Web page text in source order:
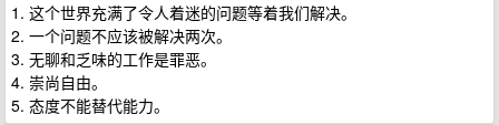
1. 这个世界充满了令人着迷的问题等着我们解决。
2. 一个问题不应该被解决两次。
3. 无聊和乏味的工作是罪恶。
4. 崇尚自由。
5. 态度不能替代能力。